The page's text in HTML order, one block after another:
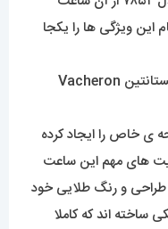
این ویژگی ها را یکجا
ی خاص را ایجاد کرده
های مهم این ساعت
طراحی و رنگ طلایی خود
ساخته اند که کاملا